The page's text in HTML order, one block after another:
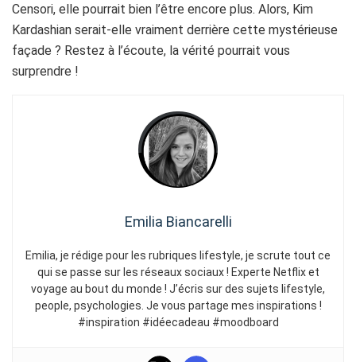
Censori, elle pourrait bien l’être encore plus. Alors, Kim
Kardashian serait-elle vraiment derrière cette mystérieuse
façade ? Restez à l’écoute, la vérité pourrait vous
surprendre !
Emilia Biancarelli
Emilia, je rédige pour les rubriques lifestyle, je scrute tout ce
qui se passe sur les réseaux sociaux ! Experte Netflix et
voyage au bout du monde ! J’écris sur des sujets lifestyle,
people, psychologies. Je vous partage mes inspirations !
#inspiration #idéecadeau #moodboard